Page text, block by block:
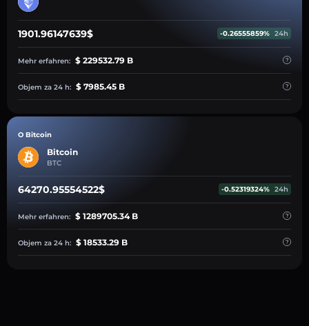
1901.96147639$ -0.26555859% 24h
Mehr erfahren: $ 229532.79 B
Objem za 24 h: $ 7985.45 B
O Bitcoin
Bitcoin
BTC
64270.95554522$ -0.52319324% 24h
Mehr erfahren: $ 1289705.34 B
Objem za 24 h: $ 18533.29 B